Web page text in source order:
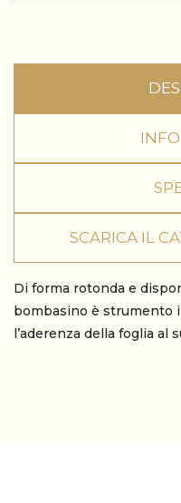
SCARICA IL
Di forma rotonda e
bombasino è strumento
l’aderenza della foglia al